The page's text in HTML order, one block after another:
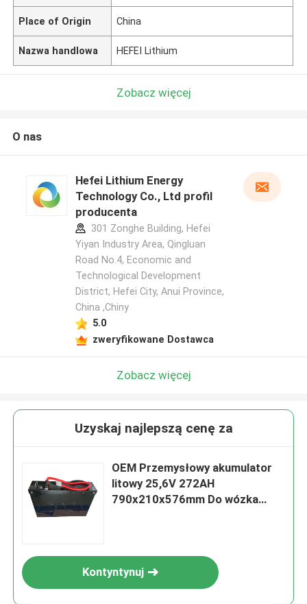
Place of Origin China
Nazwa handlowa HEFEI Lithium
Zobacz więcej
O nas
Hefei Lithium Energy
Technology Co., Ltd profil
producenta
301 Zonghe Building, Hefei
Yiyan Industry Area, Qingluan
Road No.4, Economic and
Technological Development
District, Hefei City, Anui Province,
China ,Chiny
5.0
zweryfikowane Dostawca
Zobacz więcej
Uzyskaj najlepszą cenę za
OEM Przemysłowy akumulator
litowy 25,6V 272AH
790x210x576mm Do wózka
Kontyntynuj